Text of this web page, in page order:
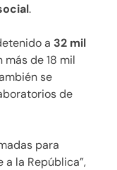
.
a 32 mil
más de 18 mil
se
de
para
la República”,